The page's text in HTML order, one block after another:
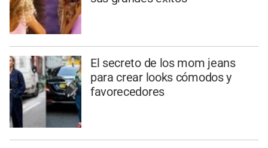
El secreto de los mom jeans
para crear looks cómodos y
favorecedores